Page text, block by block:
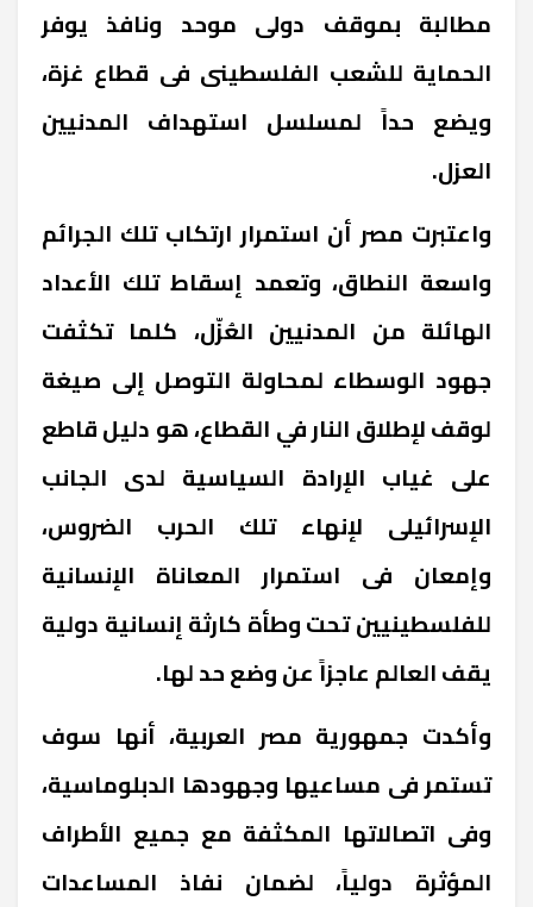
مطالبة بموقف دولى موحد ونافذ يوفر
الحماية للشعب الفلسطينى فى قطاع غزة،
ويضع حداً لمسلسل استهداف المدنيين
العزل.
واعتبرت مصر أن استمرار ارتكاب تلك الجرائم
واسعة النطاق، وتعمد إسقاط تلك الأعداد
الهائلة من المدنيين العُزّل، كلما تكثفت
جهود الوسطاء لمحاولة التوصل إلى صيغة
لوقف لإطلاق النار في القطاع، هو دليل قاطع
على غياب الإرادة السياسية لدى الجانب
الإسرائيلى لإنهاء تلك الحرب الضروس،
وإمعان فى استمرار المعاناة الإنسانية
للفلسطينيين تحت وطأة كارثة إنسانية دولية
يقف العالم عاجزاً عن وضع حد لها.
وأكدت جمهورية مصر العربية، أنها سوف
تستمر فى مساعيها وجهودها الدبلوماسية،
وفى اتصالاتها المكثفة مع جميع الأطراف
المؤثرة دولياً، لضمان نفاذ المساعدات